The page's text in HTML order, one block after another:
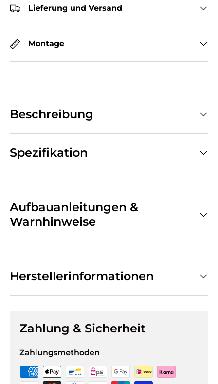
Lieferung und Versand
Montage
Beschreibung
Spezifikation
Aufbauanleitungen &
Warnhinweise
Herstellerinformationen
Zahlung & Sicherheit
Zahlungsmethoden